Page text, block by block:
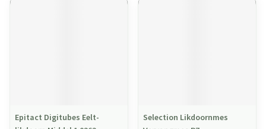
Epitact Digitubes Eelt-
Selection Likdoornmes